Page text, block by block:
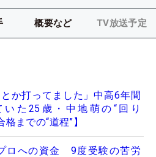
概要など TV放送予定
とか打ってました」中高6年間
た25歳・中地萌の“回り
までの“道程”】
ロへの資金 9度受験の苦労